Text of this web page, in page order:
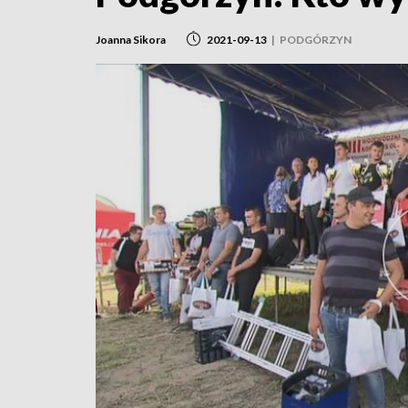
Joanna Sikora 2021-09-13 | PODGÓRZYN